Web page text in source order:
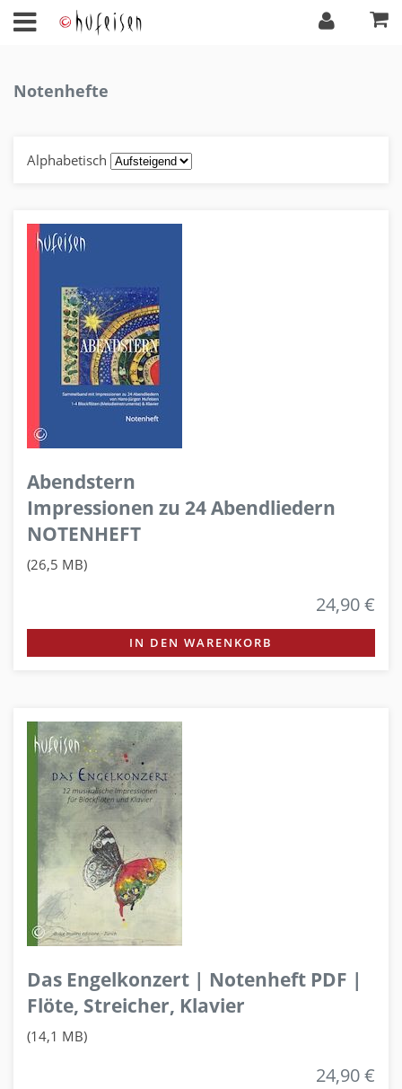
Notenhefte
Alphabetisch
Abendstern
Impressionen zu 24 Abendliedern
NOTENHEFT
(26,5 MB)
24,90 €
IN DEN WARENKORB
Das Engelkonzert | Notenheft PDF |
Flöte, Streicher, Klavier
(14,1 MB)
24,90 €